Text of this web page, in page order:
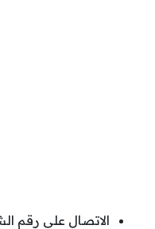
الاتصال على رقم الشركة 1234